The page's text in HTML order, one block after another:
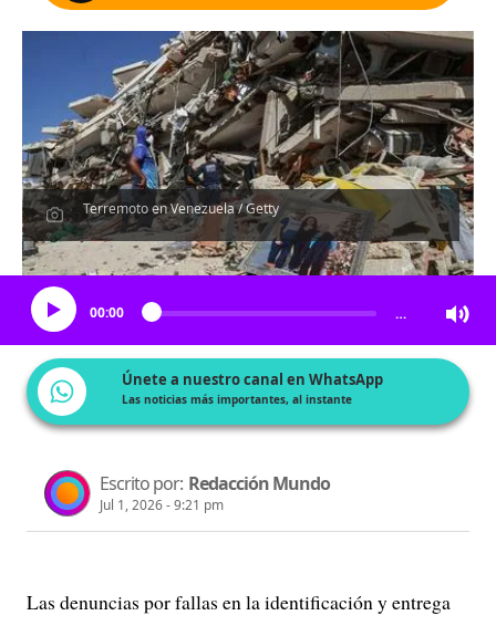
Terremoto en Venezuela / Getty
Escucha el artículo
00:00 …
Únete a nuestro canal en WhatsApp
Las noticias más importantes, al instante
Escrito por: Redacción Mundo
Jul 1, 2026 - 9:21 pm
Las denuncias por fallas en la identificación y entrega